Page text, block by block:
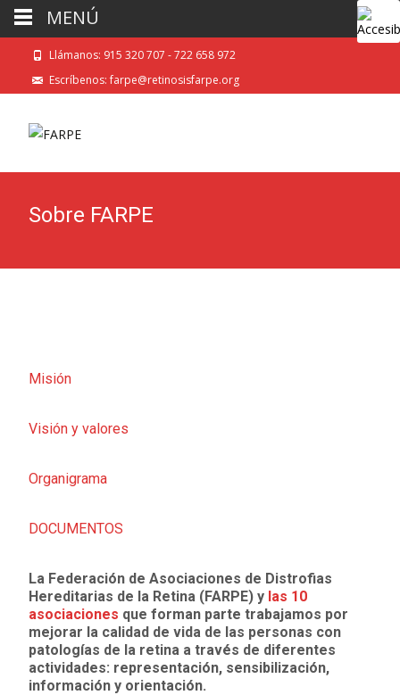
Llámanos: 915 320 707 - 722 658 972
Escríbenos: farpe@retinosisfarpe.org
Sobre FARPE
Misión
Visión y valores
Organigrama
DOCUMENTOS
La Federación de Asociaciones de Distrofias
Hereditarias de la Retina (FARPE) y las 10
asociaciones que forman parte trabajamos por
mejorar la calidad de vida de las personas con
patologías de la retina a través de diferentes
actividades: representación, sensibilización,
información y orientación.
MENÚ